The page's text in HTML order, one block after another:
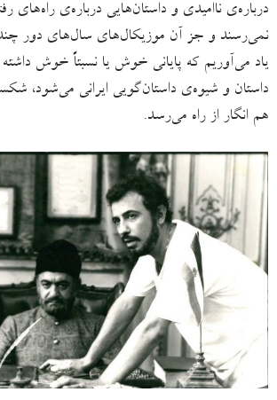
درباره‌ی ناامیدی و داستان‌هایی درباره‌ی راه‌های
نمی‌رسند و جز آن موزیکال‌های سال‌های دور چند
یاد می‌آوریم که پایانی خوش یا نسبتاً خوش
داستان و شیوه‌ی داستان‌گویی ایرانی می‌شود،
هم انگار از راه می‌رسد.